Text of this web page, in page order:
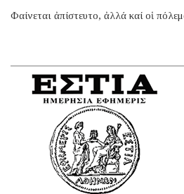
Φαίνεται ἀπίστευτο, ἀλλά καί οἱ